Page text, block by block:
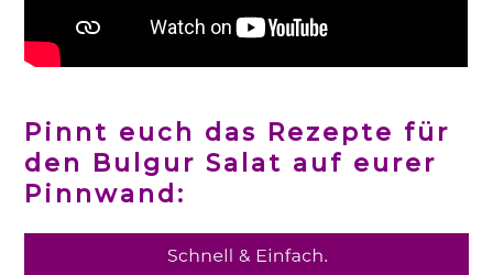
Pinnt euch das Rezepte für
den Bulgur Salat auf eurer
Pinnwand: